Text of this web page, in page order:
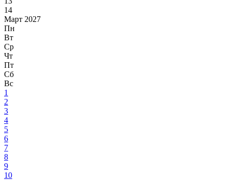
14
Март 2027
Пн
Вт
Ср
Чт
Пт
Сб
Вс
1
2
3
4
5
6
7
8
9
10